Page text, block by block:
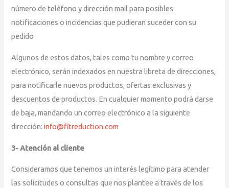
número de teléfono y dirección mail para posibles
notificaciones o incidencias que pudieran suceder con su
pedido
Algunos de estos datos, tales como tu nombre y correo
electrónico, serán indexados en nuestra libreta de direcciones,
para notificarle nuevos productos, ofertas exclusivas y
descuentos de productos. En cualquier momento podrá darse
de baja, mandando un correo electrónico a la siguiente
dirección:info@fitreduction.com
3- Atención al cliente
Consideramos que tenemos un interés legítimo para atender
las solicitudes o consultas que nos plantee a través de los